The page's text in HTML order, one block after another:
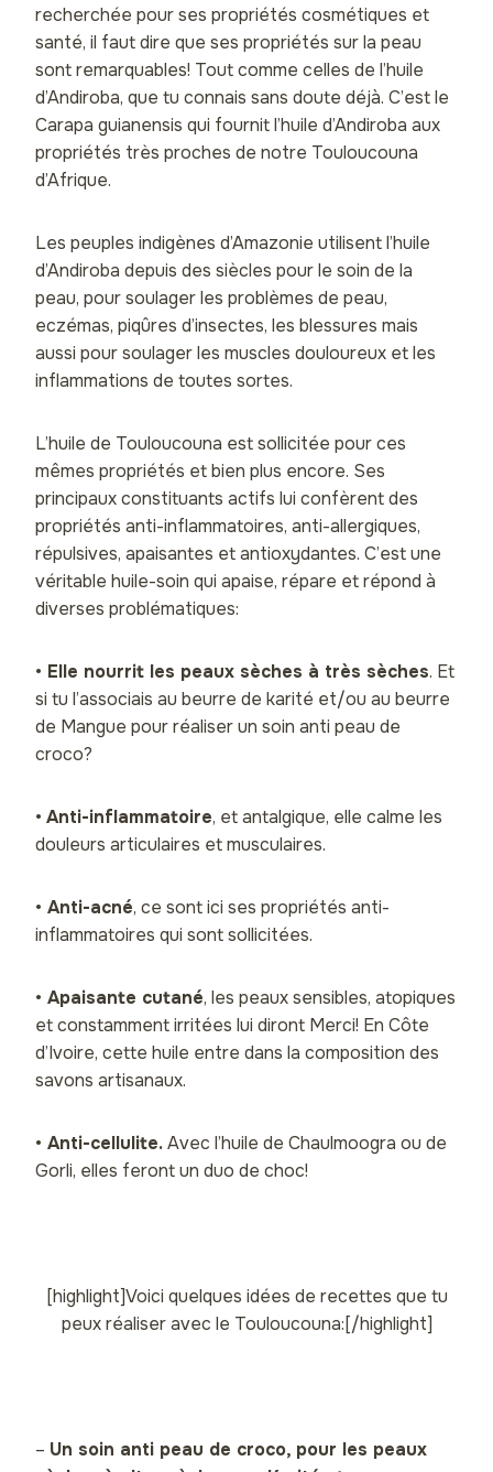
recherchée pour ses propriétés cosmétiques et
santé, il faut dire que ses propriétés sur la peau
sont remarquables! Tout comme celles de l’huile
d’Andiroba, que tu connais sans doute déjà. C’est le
Carapa guianensis qui fournit l’huile d’Andiroba aux
propriétés très proches de notre Touloucouna
d’Afrique.
Les peuples indigènes d’Amazonie utilisent l’huile
d’Andiroba depuis des siècles pour le soin de la
peau, pour soulager les problèmes de peau,
eczémas, piqûres d’insectes, les blessures mais
aussi pour soulager les muscles douloureux et les
inflammations de toutes sortes.
L’huile de Touloucouna est sollicitée pour ces
mêmes propriétés et bien plus encore. Ses
principaux constituants actifs lui confèrent des
propriétés anti-inflammatoires, anti-allergiques,
répulsives, apaisantes et antioxydantes. C’est une
véritable huile-soin qui apaise, répare et répond à
diverses problématiques:
• Elle nourrit les peaux sèches à très sèches. Et
si tu l’associais au beurre de karité et/ou au beurre
de Mangue pour réaliser un soin anti peau de
croco?
• Anti-inflammatoire, et antalgique, elle calme les
douleurs articulaires et musculaires.
• Anti-acné, ce sont ici ses propriétés anti-
inflammatoires qui sont sollicitées.
• Apaisante cutané, les peaux sensibles, atopiques
et constamment irritées lui diront Merci! En Côte
d’Ivoire, cette huile entre dans la composition des
savons artisanaux.
• Anti-cellulite.Avec l’huile de Chaulmoogra ou de
Gorli, elles feront un duo de choc!
[highlight]Voici quelques idées de recettes que tu
peux réaliser avec le Touloucouna:[/highlight]
– Un soin anti peau de croco, pour les peaux